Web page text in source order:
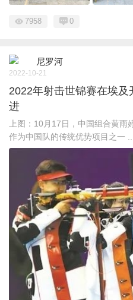
7958 0
尼罗河
2022-10-21
2022年射击世锦赛在埃
进
上图：10月17日，中国组合黄雨
作为中国队的传统优势项目之一 ...